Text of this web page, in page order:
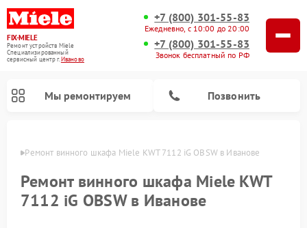
FIX-MIELE
Ремонт устройств Miele
Специализированный
cервисный центр г.Иваново
+7 (800) 301-55-83
Ежедневно, с 10:00 до 20:00
+7 (800) 301-55-83
Звонок бесплатный по РФ
Мы ремонтируем Позвонить
Ремонт винного шкафа Miele KWT 7112 iG OBSW в Иванове
Ремонт винного шкафа Miele KWT
7112 iG OBSW в Иванове